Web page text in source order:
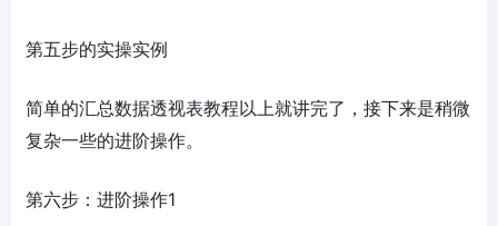
第五步的实操实例
简单的汇总数据透视表教程以上就讲完了，接下来是稍微
复杂一些的进阶操作。
第六步：进阶操作1